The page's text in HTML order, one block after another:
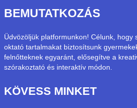
BEMUTATKOZÁS
Üdvözöljük platformunkon! Célunk, hogy
oktató tartalmakat biztosítsunk
felnőtteknek egyaránt, elősegítve a
szórakoztató és interaktív módon.
KÖVESS MINKET